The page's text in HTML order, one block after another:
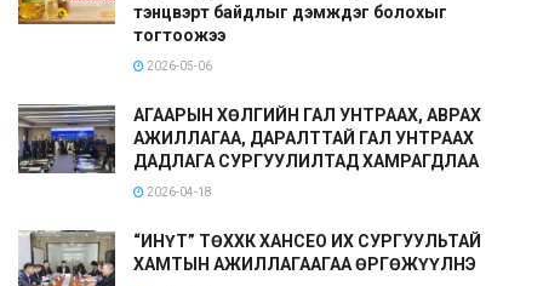
тэнцвэрт байдлыг дэмждэг болохыг
тогтоожээ
2026-05-06
АГААРЫН ХӨЛГИЙН ГАЛ УНТРААХ, АВРАХ
АЖИЛЛАГАА, ДАРАЛТТАЙ ГАЛ УНТРААХ
ДАДЛАГА СУРГУУЛИЛТАД ХАМРАГДЛАА
2026-04-18
“ИНҮТ” ТӨХХК ХАНСЕО ИХ СУРГУУЛЬТАЙ
ХАМТЫН АЖИЛЛАГААГАА ӨРГӨЖҮҮЛНЭ